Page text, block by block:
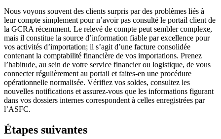
Nous voyons souvent des clients surpris par des problèmes liés à
leur compte simplement pour n’avoir pas consulté le portail client de
la GCRA récemment. Le relevé de compte peut sembler complexe,
mais il constitue la source d’information fiable par excellence pour
vos activités d’importation; il s’agit d’une facture consolidée
contenant la comptabilité financière de vos importations. Prenez
l’habitude, au sein de votre service financier ou logistique, de vous
connecter régulièrement au portail et faites-en une procédure
opérationnelle normalisée. Vérifiez vos soldes, consultez les
nouvelles notifications et assurez-vous que les informations figurant
dans vos dossiers internes correspondent à celles enregistrées par
l’ASFC.
Étapes suivantes